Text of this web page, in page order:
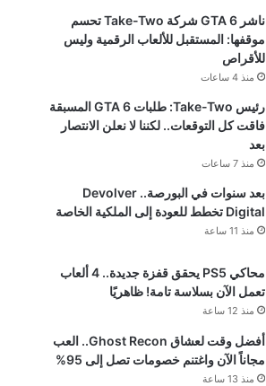
ناشر GTA 6 شركة Take-Two تحسم
موقفها: المستقبل للألعاب الرقمية وليس
للأقراص
منذ 4 ساعات
رئيس Take-Two: طلبات GTA 6 المسبقة
فاقت كل التوقعات.. لكننا لا نعلن الانتصار
بعد
منذ 7 ساعات
بعد سنوات في البورصة.. Devolver
Digital تخطط للعودة إلى الملكية الخاصة
منذ 11 ساعة
محاكي PS5 يحقق قفزة جديدة.. 4 ألعاب
تعمل الآن بسلاسة تامة! ظاهريًا
منذ 12 ساعة
أفضل وقت لعشاق Ghost Recon.. العب
مجاناً الآن واغتنم خصومات تصل إلى 95%
منذ 13 ساعة